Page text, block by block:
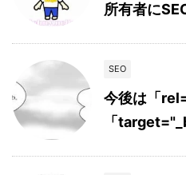
所有者に
SEO
今後は「
「